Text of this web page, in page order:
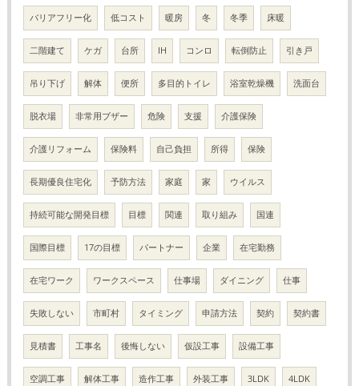
バリアフリー化 低コスト 暖房 冬 冬季 床暖
二階建て ケガ 台所 IH コンロ 転倒防止 引き戸
吊り下げ 解体 便所 多目的トイレ 浴室乾燥機 洗面台
脱衣場 非常用ブザー 危険 支援 介護保険
介護リフォーム 保険料 自己負担 所得 保険
長期優良住宅化 予防方法 家庭 家 ウイルス
持続可能な開発目標 目標 関連 取り組み 国連
国際目標 17の目標 パートナー 企業 在宅勤務
在宅ワーク ワークスペース 仕事場 ダイニング 仕事
失敗しない 市町村 タイミング 申請方法 契約 契約書
見積書 工事名 後悔しない 仮設工事 設備工事
空調工事 解体工事 造作工事 外装工事 3LDK 4LDK